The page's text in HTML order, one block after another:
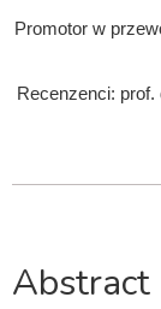
Promotor w
Recenzenci: prof.
Abstract